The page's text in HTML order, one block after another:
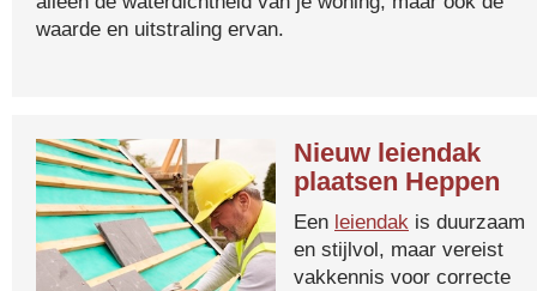
waarde en uitstraling ervan.
Nieuw leiendak
plaatsen Heppen
Een leiendak is duurzaam
en stijlvol, maar vereist
vakkennis voor correcte